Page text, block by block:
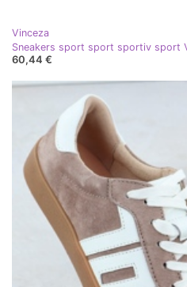
Vinceza
Sneakers sport sport sportiv sport
60,44 €